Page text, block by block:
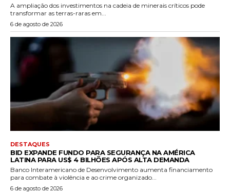
A ampliação dos investimentos na cadeia de minerais críticos pode
transformar as terras-raras em...
6 de agosto de 2026
DESTAQUES
BID EXPANDE FUNDO PARA SEGURANÇA NA AMÉRICA
LATINA PARA US$ 4 BILHÕES APÓS ALTA DEMANDA
Banco Interamericano de Desenvolvimento aumenta financiamento
para combate à violência e ao crime organizado...
6 de agosto de 2026